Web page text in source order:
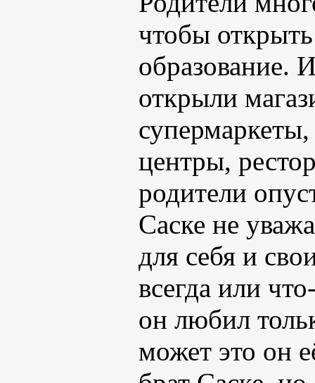
чтобы
образование.
открыли
супермаркеты,
центры,
родители
Саске не
для себя и
всегда или
он любил
может это он